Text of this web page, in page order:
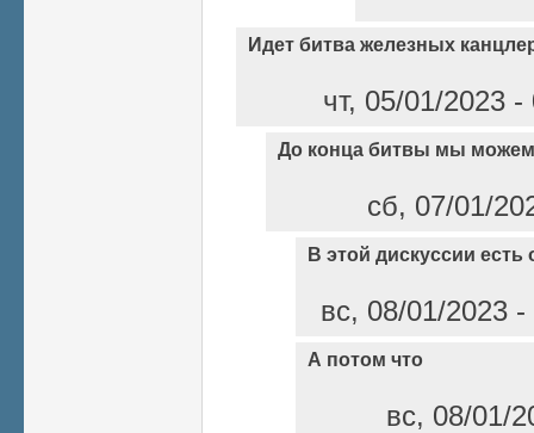
Идет битва железных
чт, 05/01/2023
До конца битвы мы
сб, 07/01/
В этой дискуссии есть
вс, 08/01/2023
А потом что
вс, 08/01/